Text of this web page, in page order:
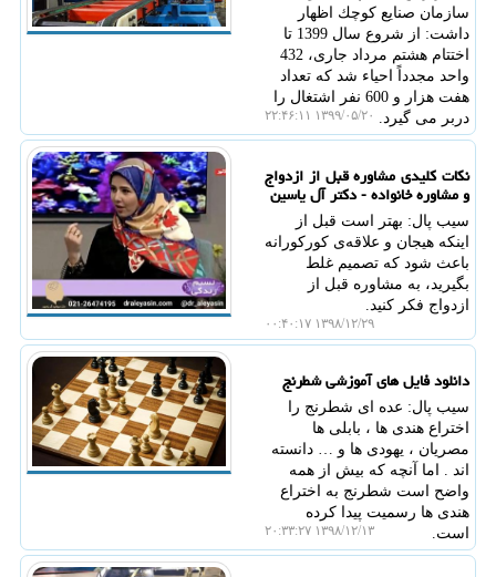
سازمان صنایع كوچك اظهار
داشت: از شروع سال 1399 تا
اختتام هشتم مرداد جاری، 432
واحد مجدداً احیاء شد كه تعداد
هفت هزار و 600 نفر اشتغال را
دربر می گیرد. ۱۳۹۹/۰۵/۲۰ ۲۲:۴۶:۱۱
نكات كلیدی مشاوره قبل از ازدواج
و مشاوره خانواده - دكتر آل یاسین
سیب پال: بهتر است قبل از
اینكه هیجان و علاقه‌ی كوركورانه
باعث شود كه تصمیم غلط
بگیرید، به مشاوره قبل از
ازدواج فكر كنید.
۱۳۹۸/۱۲/۲۹ ۰۰:۴۰:۱۷
دانلود فایل های آموزشی شطرنج
سیب پال: عده ای شطرنج را
اختراع هندی ها ، بابلی ها
مصریان ، یهودی ها و … دانسته
اند . اما آنچه كه بیش از همه
واضح است شطرنج به اختراع
هندی ها رسمیت پیدا كرده
است.
۱۳۹۸/۱۲/۱۳ ۲۰:۳۳:۲۷